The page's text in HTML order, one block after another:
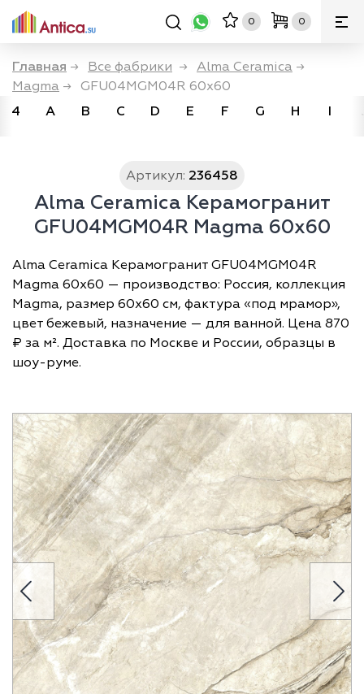
0 0
Главная → Все фабрики → Alma Ceramica →
Magma →
GFU04MGM04R 60х60
4
A B C D E F G H I
Артикул: 236458
Alma Ceramica Керамогранит
GFU04MGM04R Magma 60х60
Alma Ceramica Керамогранит GFU04MGM04R
Magma 60х60 — производство: Россия, коллекция
Magma, размер 60х60 см, фактура «под мрамор»,
цвет бежевый, назначение — для ванной. Цена 870
₽ за м². Доставка по Москве и России, образцы в
шоу-руме.